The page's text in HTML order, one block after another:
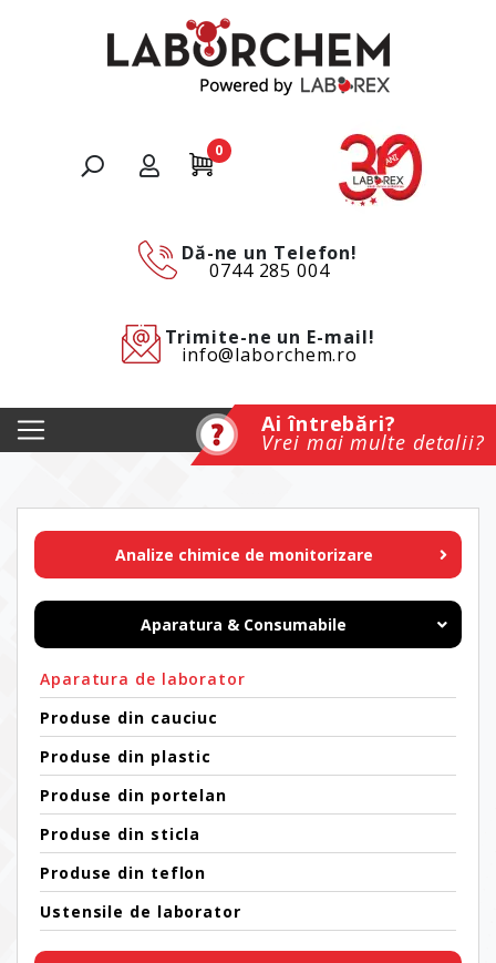
Dă-ne un Telefon!
0744 285 004
Trimite-ne un E-mail!
info@laborchem.ro
0
Ai întrebări?
Vrei mai multe detalii?
Analize chimice de monitorizare
Aparatura & Consumabile
Aparatura de laborator
Produse din cauciuc
Produse din plastic
Produse din portelan
Produse din sticla
Produse din teflon
Ustensile de laborator